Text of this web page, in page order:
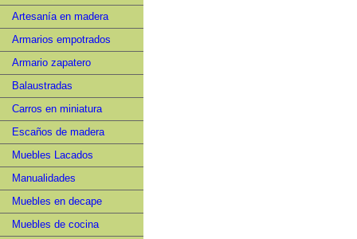
Artesanía en madera
Armarios empotrados
Armario zapatero
Balaustradas
Carros en miniatura
Escaños de madera
Muebles Lacados
Manualidades
Muebles en decape
Muebles de cocina